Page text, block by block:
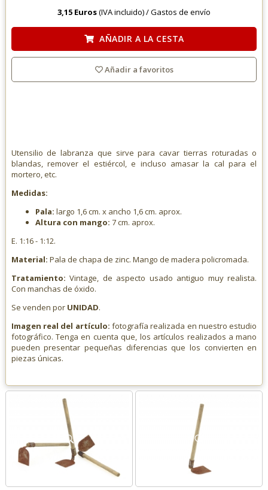
3,15 Euros(IVA incluido) /Gastos de envío
AÑADIR A LA CESTA
Añadir a favoritos
Utensilio de labranza que sirve para cavar tierras roturadas o
blandas, remover el estiércol, e incluso amasar la cal para el
mortero, etc.
Medidas:
Pala: largo 1,6 cm. x ancho 1,6 cm. aprox.
Altura con mango: 7 cm. aprox.
E. 1:16 - 1:12.
Material: Pala de chapa de zinc. Mango de madera policromada.
Tratamiento: Vintage, de aspecto usado antiguo muy realista.
Con manchas de óxido.
Se venden por UNIDAD.
Imagen real del artículo: fotografía realizada en nuestro estudio
fotográfico. Tenga en cuenta que, los artículos realizados a mano
pueden presentar pequeñas diferencias que los convierten en
piezas únicas.